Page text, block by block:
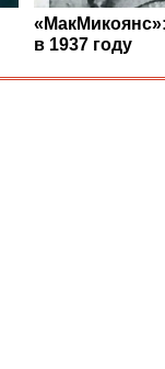
в 1937 году